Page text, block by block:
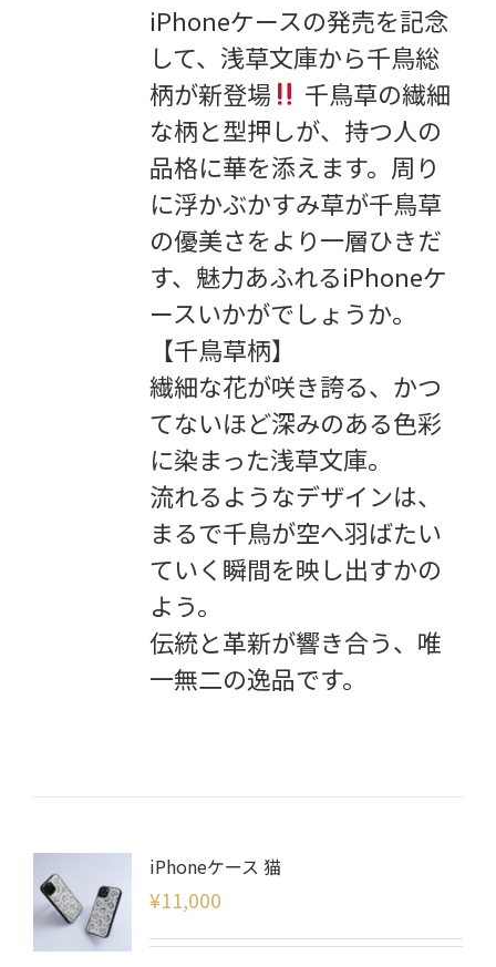
iPhoneケースの発売を記念
して、浅草文庫から千鳥総
柄が新登場
千鳥草の繊細
な柄と型押しが、持つ人の
品格に華を添えます。周り
に浮かぶかすみ草が千鳥草
の優美さをより一層ひきだ
す、魅力あふれるiPhoneケ
ースいかがでしょうか。
【千鳥草柄】
繊細な花が咲き誇る、かつ
てないほど深みのある色彩
に染まった浅草文庫。
流れるようなデザインは、
まるで千鳥が空へ羽ばたい
ていく瞬間を映し出すかの
よう。
伝統と革新が響き合う、唯
一無二の逸品です。
iPhoneケース 猫
¥11,000